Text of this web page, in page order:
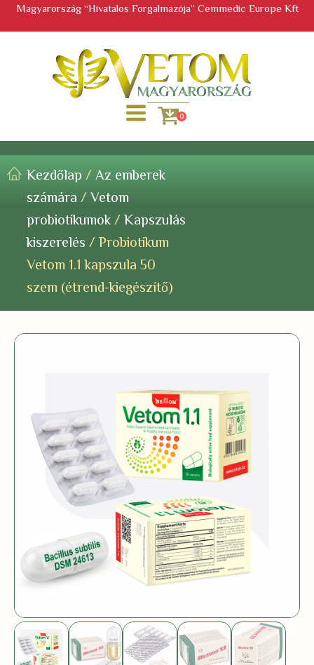
Magyarország “Hivatalos Forgalmazója” Cemmedic Europe Kft
0
Kezdőlap/Az emberek
számára/Vetom
probiotikumok/Kapszulás
kiszerelés/ Probiotikum
Vetom 1.1 kapszula 50
szem (étrend-kiegészítő)